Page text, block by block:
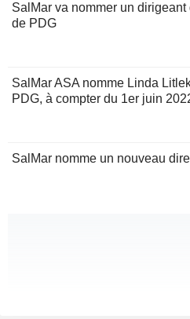
SalMar va nommer un
de PDG
SalMar ASA nomme Linda
PDG, à compter du 1er juin
SalMar nomme un nouveau